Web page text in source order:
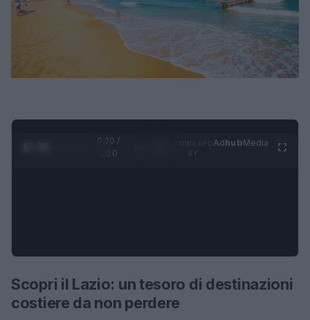
0:21 /
1:20
AdhubMedia
Scopri il Lazio: un tesoro di destinazioni
costiere da non perdere